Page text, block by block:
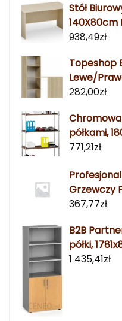
Stół
140X80cm
938,49zł
Topeshop
Lewe/
282,00zł
półkami,
771,21zł
Grzewczy
367,77zł
B2B
półki,
1 435,41zł